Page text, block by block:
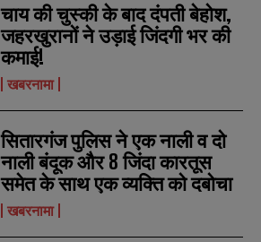
चाय की चुस्की के बाद दंपती बेहोश,
जहरखुरानों ने उड़ाई जिंदगी भर की
कमाई!
खबरनामा
सितारगंज पुलिस ने एक नाली व दो
नाली बंदूक और 8 जिंदा कारतूस
समेत के साथ एक व्यक्ति को दबोचा
खबरनामा